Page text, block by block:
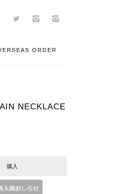
ORDER
NECKLACE
購入